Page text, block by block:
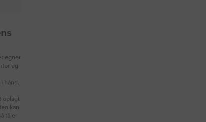
egner
og
hånd.
oplagt
kan
tåler